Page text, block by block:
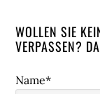
WOLLEN SIE
VERPASSEN?
Name*